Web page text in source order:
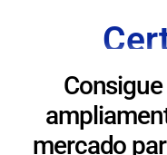
mercado